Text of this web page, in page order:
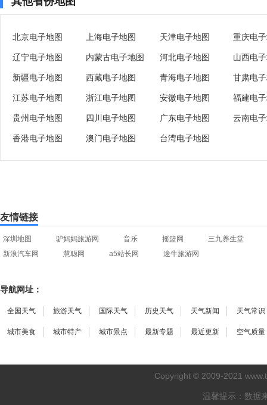
北京电子地图 上海电子地图 天津电子地图 重庆电
辽宁电子地图 内蒙古电子地图 河北电子地图 山西电
新疆电子地图 西藏电子地图 青海电子地图 甘肃电
江苏电子地图 浙江电子地图 安徽电子地图 福建电
贵州电子地图 四川电子地图 广东电子地图 云南电
香港电子地图 澳门电子地图 台湾电子地图
友情链接
深圳地图 驴妈妈旅游网 音乐 摇篮网
三九养生堂
新浪汽车网
慧聪网 a5站长网 途牛旅游网
导航网址：
全国天气 旅游天气 国际天气 历史天气 天气新闻 天气常识
城市美食 城市特产 城市景点 最新专题 最近更新 空气质量
Copyright © 2009-2021
温馨提示：数据